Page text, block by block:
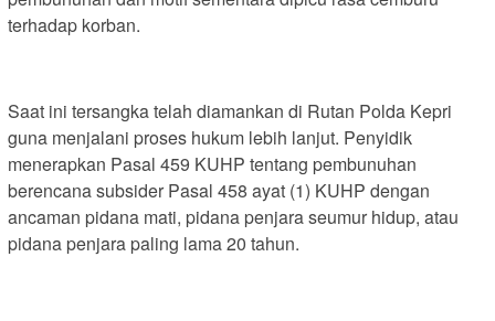
terhadap korban.
Saat ini tersangka telah diamankan di Rutan Polda Kepri
guna menjalani proses hukum lebih lanjut. Penyidik
menerapkan Pasal 459 KUHP tentang pembunuhan
berencana subsider Pasal 458 ayat (1) KUHP dengan
ancaman pidana mati, pidana penjara seumur hidup, atau
pidana penjara paling lama 20 tahun.